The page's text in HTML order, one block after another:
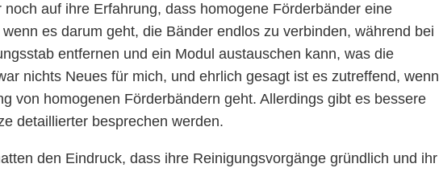
auf ihre Erfahrung, dass homogene Förderbänder eine
es darum geht, die Bänder endlos zu verbinden, während bei
entfernen und ein Modul austauschen kann, was die
nichts Neues für mich, und ehrlich gesagt ist es zutreffend, wenn
von homogenen Förderbändern geht. Allerdings gibt es bessere
detaillierter besprechen werden.
den Eindruck, dass ihre Reinigungsvorgänge gründlich und ihr